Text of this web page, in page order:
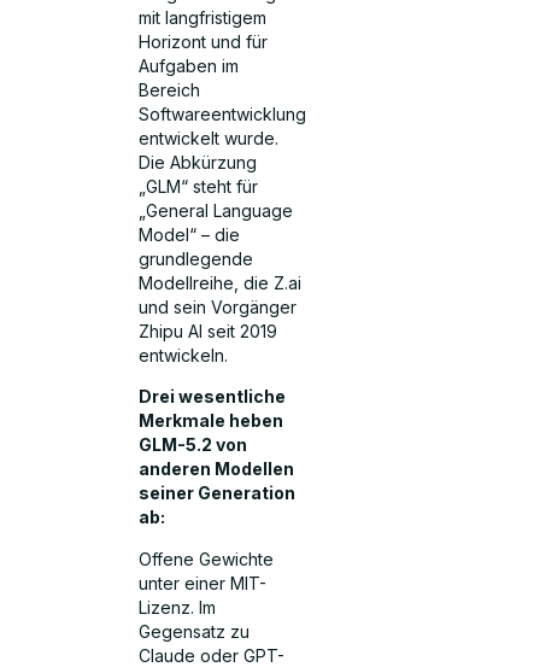
mit langfristigem
Horizont und für
Aufgaben im
Bereich
Softwareentwicklung
entwickelt wurde.
Die Abkürzung
„GLM“ steht für
„General Language
Model“ – die
grundlegende
Modellreihe, die Z.ai
und sein Vorgänger
Zhipu AI seit 2019
entwickeln.
Drei wesentliche
Merkmale heben
GLM-5.2 von
anderen Modellen
seiner Generation
ab:
Offene Gewichte
unter einer MIT-
Lizenz. Im
Gegensatz zu
Claude oder GPT-